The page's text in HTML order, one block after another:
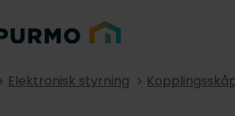
Elektronisk styrning